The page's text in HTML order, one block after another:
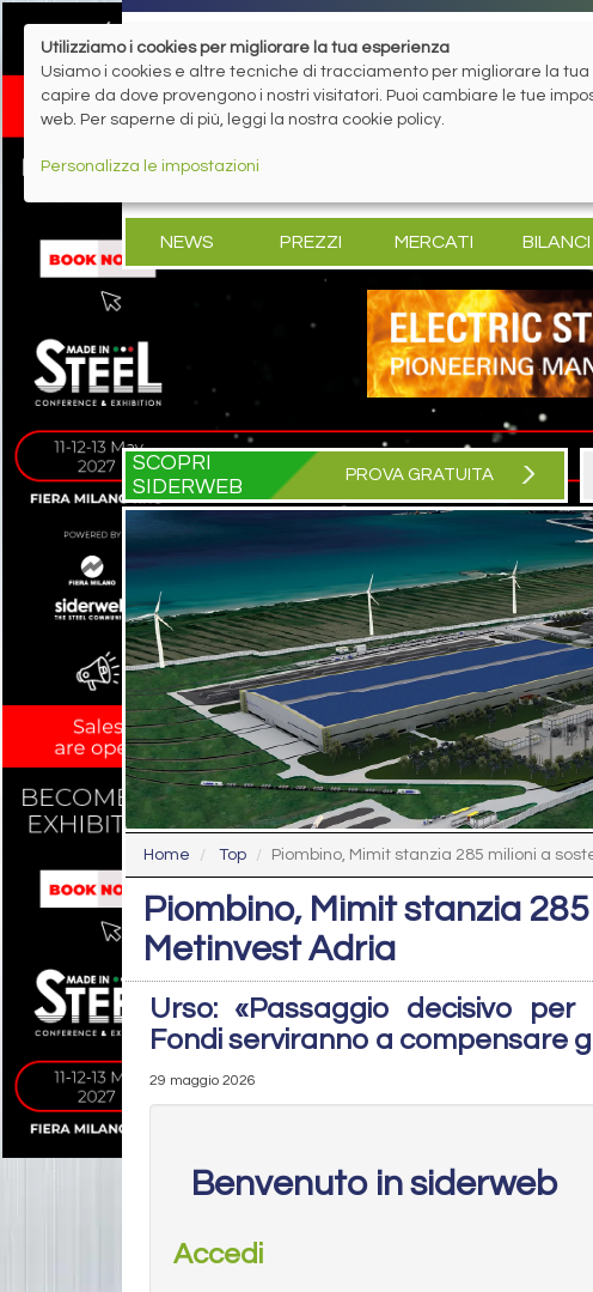
NEWS PREZZI MERCATI BILANCI
SCOPRI
SIDERWEB
PROVA GRATUITA
Home Top Piombino, Mimit stanzia 285 milioni a
Piombino, Mimit stanzia
Metinvest Adria
Urso: «Passaggio decisivo
Fondi serviranno a compensare
29 maggio 2026
Benvenuto in siderweb
Accedi
Utilizziamo i cookies per migliorare la tua esperienza
Usiamo i cookies e altre tecniche di tracciamento per migliorare la
capire da dove provengono i nostri visitatori. Puoi cambiare le tue
web. Per saperne di più, leggi la nostra cookie policy.
Personalizza le impostazioni